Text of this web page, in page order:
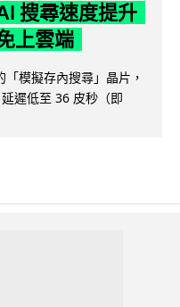
搜尋速度提升
上雲端
模擬存內搜尋」晶片，
遲低至 36 皮秒（即